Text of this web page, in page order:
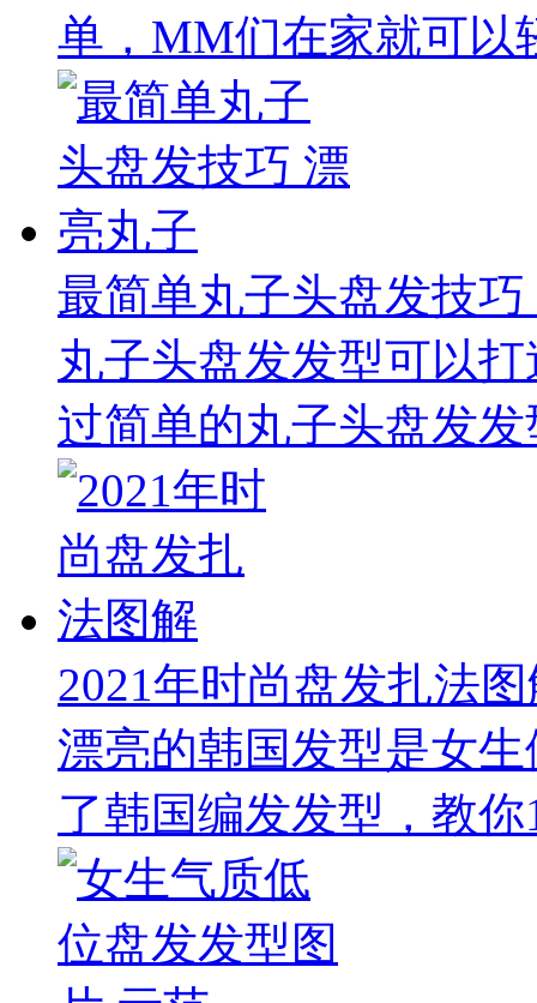
单，MM们在家就可以
最简单丸子头盘发技
丸子头盘发发型可以
过简单的丸子头盘发
2021年时尚盘发扎法
漂亮的韩国发型是女
了韩国编发发型，教